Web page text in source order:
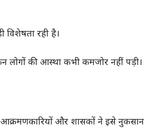
विशेषता रही है।
की आस्था कभी कमजोर नहीं पड़ी।
और शासकों ने इसे नुकसान